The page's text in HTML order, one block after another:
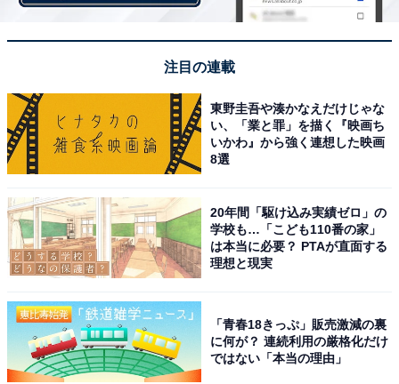
注目の連載
東野圭吾や湊かなえだけじゃな
い、「業と罪」を描く『映画ち
いかわ』から強く連想した映画
8選
20年間「駆け込み実績ゼロ」の
学校も…「こども110番の家」
は本当に必要？ PTAが直面する
理想と現実
「青春18きっぷ」販売激減の裏
に何が？ 連続利用の厳格化だけ
ではない「本当の理由」